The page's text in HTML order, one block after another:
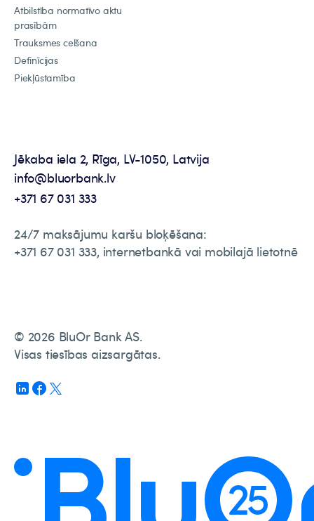
Atbilstība normatīvo aktu
prasībām
Trauksmes celšana
Definīcijas
Piekļūstamība
Jēkaba iela 2, Rīga, LV-1050, Latvija
info@bluorbank.lv
+371 67 031 333
24/7 maksājumu karšu bloķēšana:
+371 67 031 333, internetbankā vai mobilajā lietotnē
© 2026 BluOr Bank AS.
Visas tiesības aizsargātas.